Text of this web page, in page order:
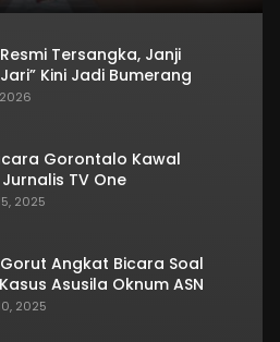
Tersangka, Janji
Kini Jadi Bumerang
Gorontalo Kawal
TV One
2025
Angkat Bicara Soal
Asusila Oknum ASN
2025